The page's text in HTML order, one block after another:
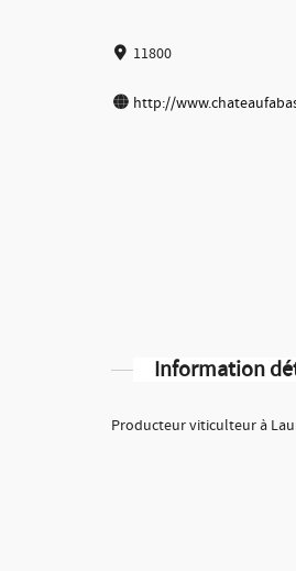
11800
http://
Information
Producteur viticulteur à